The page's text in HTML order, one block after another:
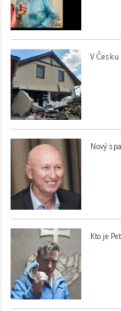
V
Nový
Kto je